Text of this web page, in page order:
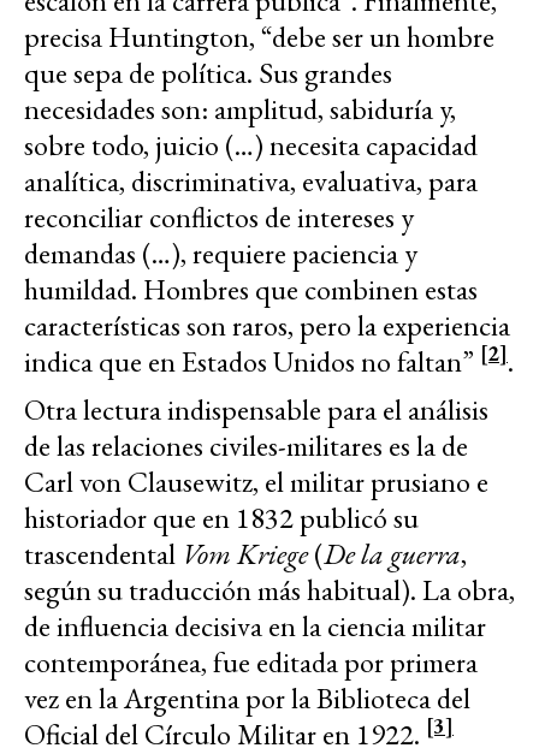
precisa Huntington, “debe ser un hombre
que sepa de política. Sus grandes
necesidades son: amplitud, sabiduría y,
sobre todo, juicio (…) necesita capacidad
analítica, discriminativa, evaluativa, para
reconciliar conflictos de intereses y
demandas (…), requiere paciencia y
humildad. Hombres que combinen estas
características son raros, pero la experiencia
indica que en Estados Unidos no faltan” [2].
Otra lectura indispensable para el análisis
de las relaciones civiles-militares es la de
Carl von Clausewitz, el militar prusiano e
historiador que en 1832 publicó su
trascendental Vom Kriege(De la guerra,
según su traducción más habitual). La obra,
de influencia decisiva en la ciencia militar
contemporánea, fue editada por primera
vez en la Argentina por la Biblioteca del
Oficial del Círculo Militar en 1922. [3]